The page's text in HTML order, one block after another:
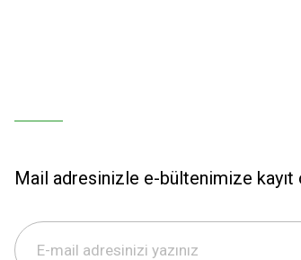
Mail adresinizle e-bültenimize